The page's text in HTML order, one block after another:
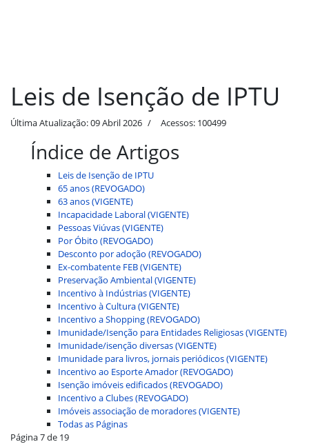
Leis de Isenção de IPTU
Última Atualização: 09 Abril 2026 Acessos: 100499
Índice de Artigos
Leis de Isenção de IPTU
65 anos (REVOGADO)
63 anos (VIGENTE)
Incapacidade Laboral (VIGENTE)
Pessoas Viúvas (VIGENTE)
Por Óbito (REVOGADO)
Desconto por adoção (REVOGADO)
Ex-combatente FEB (VIGENTE)
Preservação Ambiental (VIGENTE)
Incentivo à Indústrias (VIGENTE)
Incentivo à Cultura (VIGENTE)
Incentivo a Shopping (REVOGADO)
Imunidade/Isenção para Entidades Religiosas (VIGENTE)
Imunidade/isenção diversas (VIGENTE)
Imunidade para livros, jornais periódicos (VIGENTE)
Incentivo ao Esporte Amador (REVOGADO)
Isenção imóveis edificados (REVOGADO)
Incentivo a Clubes (REVOGADO)
Imóveis associação de moradores (VIGENTE)
Todas as Páginas
Página 7 de 19